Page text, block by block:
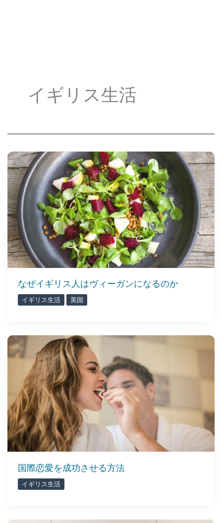
イギリス生活
なぜイギリス人はヴィーガンになるのか
イギリス生活 英国
国際恋愛を成功させる方法
イギリス生活